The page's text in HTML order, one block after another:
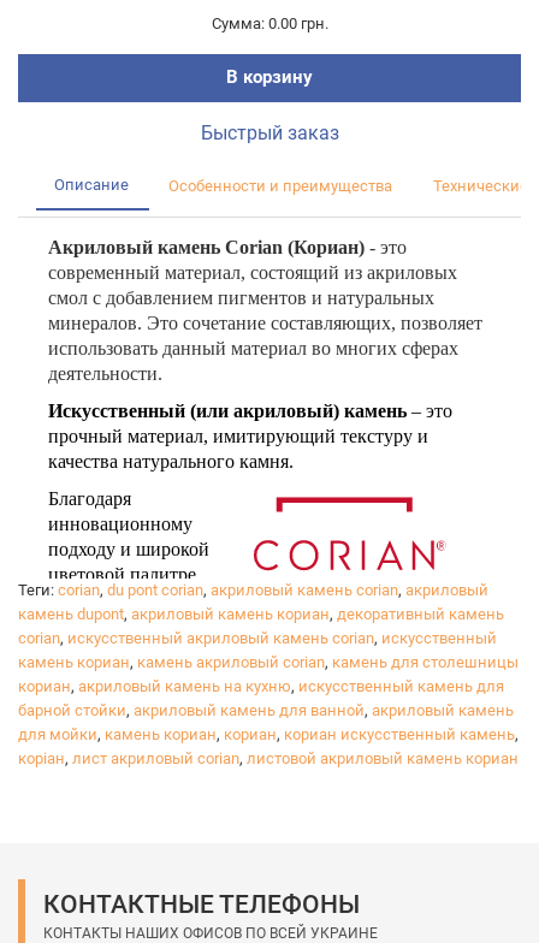
Сумма: 0.00 грн.
В корзину
Быстрый заказ
Описание Особенности и преимущества Технические
Акриловый камень Corian (Кориан) - это
современный материал, состоящий из акриловых
смол с добавлением пигментов и натуральных
минералов. Это сочетание составляющих, позволяет
использовать данный материал во многих сферах
деятельности.
Искусственный (или акриловый) камень – это
прочный материал, имитирующий текстуру и
качества натурального камня.
Благодаря
инновационному
подходу и широкой
цветовой палитре,
DuPont™Corian ®воплотит в жизнь все ваши
желания в дизайне вашего дома.
Достигайте своей мечты, выбирая качественный
продукт, который будет радовать вас в любой
Теги: corian, du pont corian, акриловый камень corian, акриловый
камень dupont, акриловый камень кориан, декоративный камень
corian, искусственный акриловый камень corian, искусственный
камень кориан, камень акриловый corian, камень для столешницы
кориан, акриловый камень на кухню, искусственный камень для
барной стойки, акриловый камень для ванной, акриловый камень
для мойки, камень кориан, кориан, кориан искусственный камень,
коріан, лист акриловый corian, листовой акриловый камень кориан
КОНТАКТНЫЕ ТЕЛЕФОНЫ
КОНТАКТЫ НАШИХ ОФИСОВ ПО ВСЕЙ УКРАИНЕ